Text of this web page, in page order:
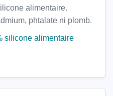
alimentaire.
phtalate ni plomb.
silicone alimentaire